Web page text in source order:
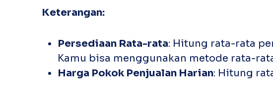
Keterangan:
Persediaan Rata-rata: Hitung rata-rata
Kamu bisa menggunakan metode rata-
Harga Pokok Penjualan Harian: Hitung